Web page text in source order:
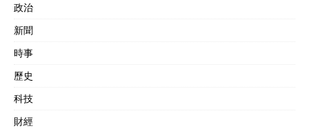
政治
新聞
時事
歷史
科技
財經